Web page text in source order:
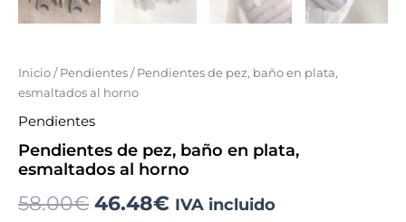
Inicio/Pendientes/ Pendientes de pez, baño en plata,
esmaltados al horno
Pendientes
Pendientes de pez, baño en plata,
esmaltados al horno
58.00€ 46.48€ IVA incluido